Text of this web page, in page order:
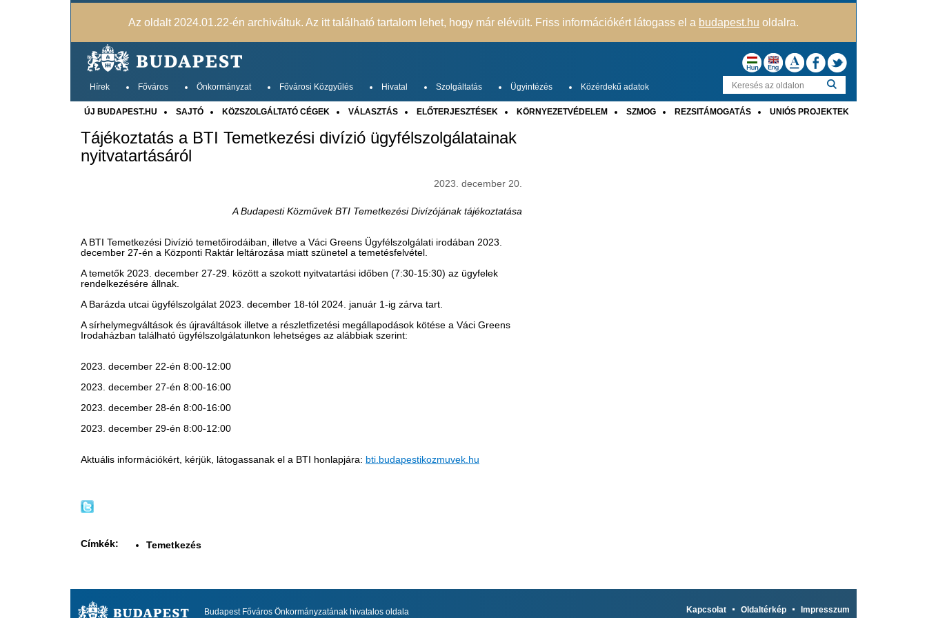
Az oldalt 2024.01.22-én archiváltuk. Az itt található tartalom lehet, hogy már elévült. Friss információkért látogass el a budapest.hu oldalra.
Hírek Főváros Önkormányzat Fővárosi Közgyűlés Hivatal Szolgáltatás Ügyintézés Közérdekű adatok
ÚJ BUDAPEST.HU SAJTÓ KÖZSZOLGÁLTATÓ CÉGEK VÁLASZTÁS ELŐTERJESZTÉSEK KÖRNYEZETVÉDELEM SZMOG REZSITÁMOGATÁS UNIÓS PROJEKTEK
Tájékoztatás a BTI Temetkezési divízió ügyfélszolgálatainak
nyitvatartásáról
2023. december 20.
A Budapesti Közművek BTI Temetkezési Divízójának tájékoztatása
A ​BTI Temetkezési Divízió temetőirodáiban, illetve a Váci Greens Ügyfélszolgálati irodában 2023.
december 27-én a Központi Raktár leltározása miatt szünetel a temetésfelvétel.
A temetők 2023. december 27-29. között a szokott nyitvatartási időben (7:30-15:30) az ügyfelek
rendelkezésére állnak.
A Barázda utcai ügyfélszolgálat 2023. december 18-tól 2024. január 1-ig zárva tart.
A sírhelymegváltások és újraváltások illetve a részletfizetési megállapodások kötése a Váci Greens
Irodaházban található ügyfélszolgálatunkon lehetséges az alábbiak szerint:
2023. december 22-én 8:00-12:00
2023. december 27-én 8:00-16:00
2023. december 28-én 8:00-16:00
2023. december 29-én 8:00-12:00​
Aktuális információkért, kérjük, látogassanak el a BTI honlapjára: bti.budapestikozmuvek.hu​
Címkék: Temetkezés
Kapcsolat Oldaltérkép Impresszum
Budapest Főváros Önkormányzatának hivatalos oldala